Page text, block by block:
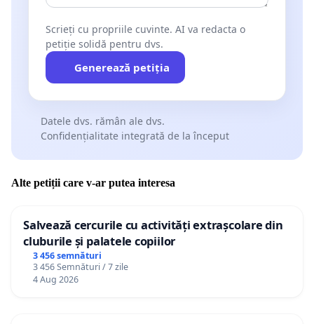
Scrieți cu propriile cuvinte. AI va redacta o
petiție solidă pentru dvs.
Generează petiția
Datele dvs. rămân ale dvs.
Confidențialitate integrată de la început
Alte petiții care v-ar putea interesa
Salvează cercurile cu activități extrașcolare din
cluburile și palatele copiilor
3 456 semnături
3 456 Semnături / 7 zile
4 Aug 2026